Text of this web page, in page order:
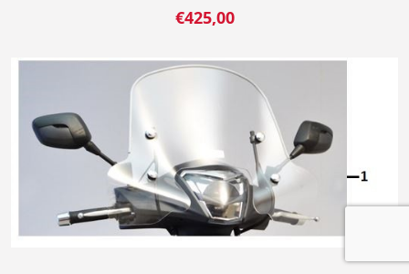
€425,00